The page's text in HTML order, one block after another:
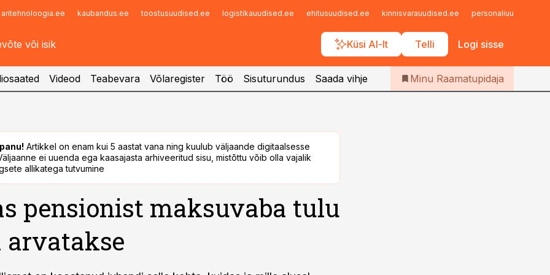
aritehnoloogia.ee kaubandus.ee toostusuudised.ee logistikauudised.ee ehitusuudised.ee kinnisvarauudised.ee personaliuudised.ee
Küsi AI-lt Telli Logi sisse
Infopank
Iseteenindus
Telli Raamatupidaja
Videod Teabevara Võlaregister Töö Sisuturundus Saada vihje Minu Raamatupidaja
Artikkel on enam kui 5 aastat vana ning kuulub väljaande digitaalsesse
ei uuenda ega kaasajasta arhiveeritud sisu, mistõttu võib olla vajalik
allikatega tutvumine
pensionist maksuvaba tulu
arvatakse